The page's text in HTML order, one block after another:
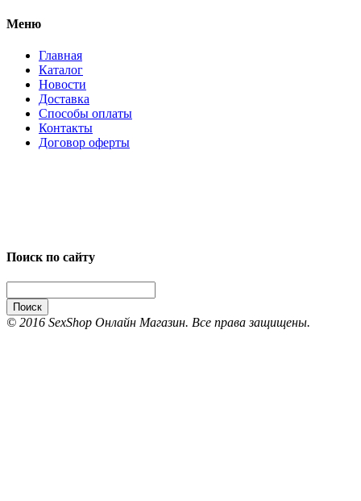
Меню
Главная
Каталог
Новости
Доставка
Способы оплаты
Контакты
Договор оферты
Поиск по сайту
Поиск
© 2016 SexShop Онлайн Магазин. Все права защищены.